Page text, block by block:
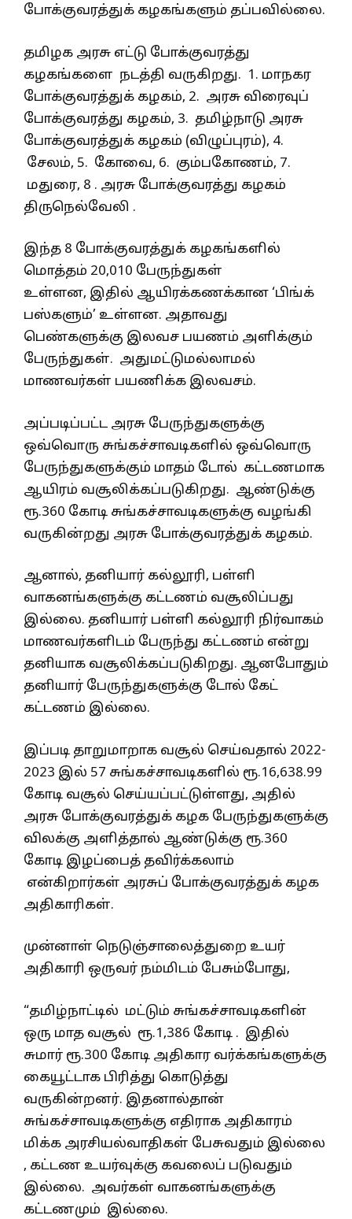
போக்குவரத்துக் கழகங்களும் தப்பவில்லை.
தமிழக அரசு எட்டு போக்குவரத்து
கழகங்களை நடத்தி வருகிறது. 1. மாநகர
போக்குவரத்துக் கழகம், 2. அரசு விரைவுப்
போக்குவரத்து கழகம், 3. தமிழ்நாடு அரசு
போக்குவரத்துக் கழகம் (விழுப்புரம்), 4.
சேலம், 5. கோவை, 6. கும்பகோணம், 7.
மதுரை, 8 . அரசு போக்குவரத்து கழகம்
திருநெல்வேலி .
இந்த 8 போக்குவரத்துக் கழகங்களில்
மொத்தம் 20,010 பேருந்துகள்
உள்ளன, இதில் ஆயிரக்கணக்கான ‘பிங்க்
பஸ்களும்’ உள்ளன. அதாவது
பெண்களுக்கு இலவச பயணம் அளிக்கும்
பேருந்துகள். அதுமட்டுமல்லாமல்
மாணவர்கள் பயணிக்க இலவசம்.
அப்படிப்பட்ட அரசு பேருந்துகளுக்கு
ஒவ்வொரு சுங்கச்சாவடிகளில் ஒவ்வொரு
பேருந்துகளுக்கும் மாதம் டோல் கட்டணமாக
ஆயிரம் வசூலிக்கப்படுகிறது. ஆண்டுக்கு
ரூ.360 கோடி சுங்கச்சாவடிகளுக்கு வழங்கி
வருகின்றது அரசு போக்குவரத்துக் கழகம்.
ஆனால், தனியார் கல்லூரி, பள்ளி
வாகனங்களுக்கு கட்டணம் வசூலிப்பது
இல்லை. தனியார் பள்ளி கல்லூரி நிர்வாகம்
மாணவர்களிடம் பேருந்து கட்டணம் என்று
தனியாக வசூலிக்கப்படுகிறது. ஆனபோதும்
தனியார் பேருந்துகளுக்கு டோல் கேட்
கட்டணம் இல்லை.
இப்படி தாறுமாறாக வசூல் செய்வதால் 2022-
2023 இல் 57 சுங்கச்சாவடிகளில் ரூ.16,638.99
கோடி வசூல் செய்யப்பட்டுள்ளது, அதில்
அரசு போக்குவரத்துக் கழக பேருந்துகளுக்கு
விலக்கு அளித்தால் ஆண்டுக்கு ரூ.360
கோடி இழப்பைத் தவிர்க்கலாம்
என்கிறார்கள் அரசுப் போக்குவரத்துக் கழக
அதிகாரிகள்.
முன்னாள் நெடுஞ்சாலைத்துறை உயர்
அதிகாரி ஒருவர் நம்மிடம் பேசும்போது,
“தமிழ்நாட்டில் மட்டும் சுங்கச்சாவடிகளின்
ஒரு மாத வசூல் ரூ.1,386 கோடி . இதில்
சுமார் ரூ.300 கோடி அதிகார வர்க்கங்களுக்கு
கையூட்டாக பிரித்து கொடுத்து
வருகின்றனர். இதனால்தான்
சுங்கச்சாவடிகளுக்கு எதிராக அதிகாரம்
மிக்க அரசியல்வாதிகள் பேசுவதும் இல்லை
, கட்டண உயர்வுக்கு கவலைப் படுவதும்
இல்லை. அவர்கள் வாகனங்களுக்கு
கட்டணமும் இல்லை.